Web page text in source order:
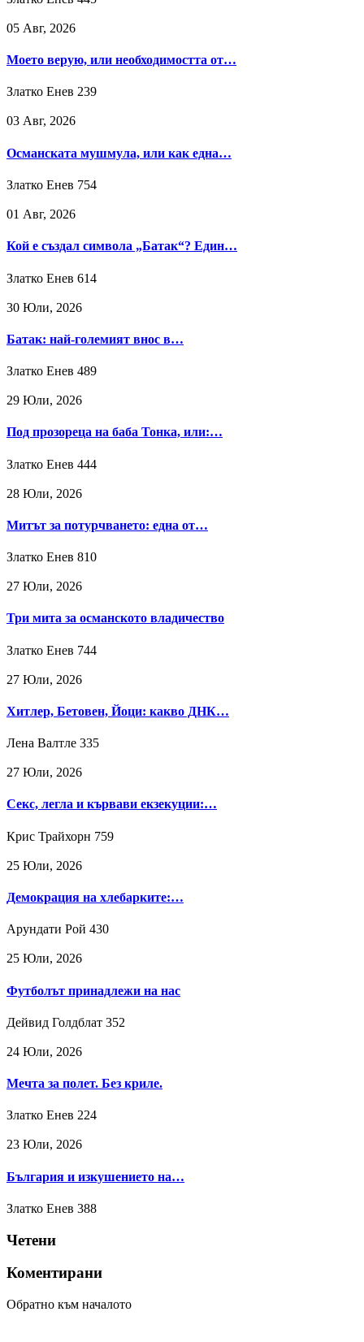
05 Авг, 2026
Моето верую, или необходимостта от…
Златко Енев 239
03 Авг, 2026
Османската мушмула, или как една…
Златко Енев 754
01 Авг, 2026
Кой е създал символа „Батак“? Един…
Златко Енев 614
30 Юли, 2026
Батак: най-големият внос в…
Златко Енев 489
29 Юли, 2026
Под прозореца на баба Тонка, или:…
Златко Енев 444
28 Юли, 2026
Митът за потурчването: една от…
Златко Енев 810
27 Юли, 2026
Три мита за османското владичество
Златко Енев 744
27 Юли, 2026
Хитлер, Бетовен, Йоци: какво ДНК…
Лена Валтле 335
27 Юли, 2026
Секс, легла и кървави екзекуции:…
Крис Трайхорн 759
25 Юли, 2026
Демокрация на хлебарките:…
Арундати Рой 430
25 Юли, 2026
Футболът принадлежи на нас
Дейвид Голдблат 352
24 Юли, 2026
Мечта за полет. Без криле.
Златко Енев 224
23 Юли, 2026
България и изкушението на…
Златко Енев 388
Четени
Коментирани
Обратно към началото